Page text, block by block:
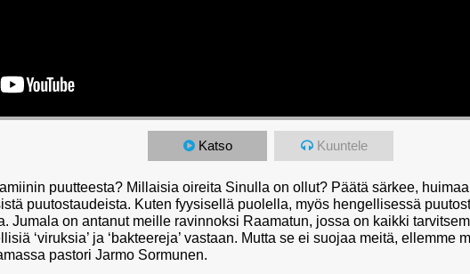
Katso Kuuntele
puutteesta? Millaisia oireita Sinulla on ollut? Päätä särkee,
puutostaudeista. Kuten fyysisellä puolella, myös hengellisessä
Jumala on antanut meille ravinnoksi Raamatun, jossa on kaikki
‘viruksia’ ja ‘bakteereja’ vastaan. Mutta se ei suojaa meitä, ellemme
pastori Jarmo Sormunen.